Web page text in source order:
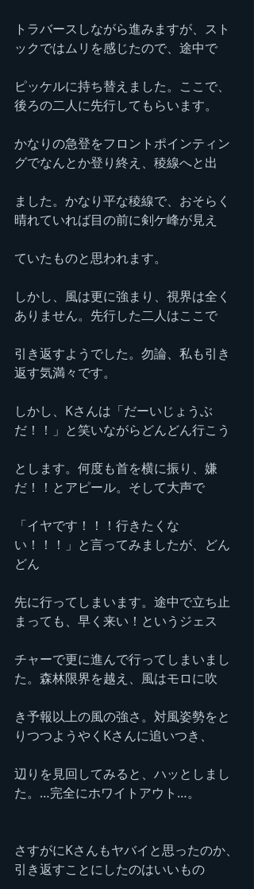
トラバースしながら進みますが、スト
ックではムリを感じたので、途中で
ピッケルに持ち替えました。ここで、
後ろの二人に先行してもらいます。
かなりの急登をフロントポインティン
グでなんとか登り終え、稜線へと出
ました。かなり平な稜線で、おそらく
晴れていれば目の前に剣ケ峰が見え
ていたものと思われます。
しかし、風は更に強まり、視界は全く
ありません。先行した二人はここで
引き返すようでした。勿論、私も引き
返す気満々です。
しかし、Kさんは「だーいじょうぶ
だ！！」と笑いながらどんどん行こう
とします。何度も首を横に振り、嫌
だ！！とアピール。そして大声で
「イヤです！！！行きたくな
い！！！」と言ってみましたが、どん
どん
先に行ってしまいます。途中で立ち止
まっても、早く来い！というジェス
チャーで更に進んで行ってしまいまし
た。森林限界を越え、風はモロに吹
き予報以上の風の強さ。対風姿勢をと
りつつようやくKさんに追いつき、
辺りを見回してみると、ハッとしまし
た。…完全にホワイトアウト…。
さすがにKさんもヤバイと思ったのか、
引き返すことにしたのはいいもの